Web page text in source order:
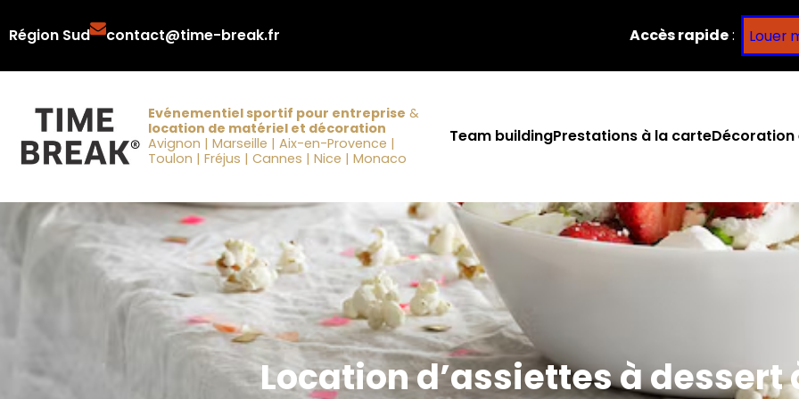
au
contenu
Région Sud contact@time-break.fr Accès rapide: Louer
Evénementiel sportif pour entreprise &
location de matériel et décoration
Avignon | Marseille | Aix-en-Provence |
Toulon | Fréjus | Cannes | Nice | Monaco
Team buildingPrestations à la carteDécoration
Location d’assiettes à dessert